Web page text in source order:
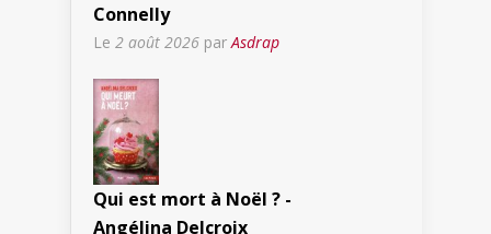
Connelly
Le 2 août 2026 parAsdrap
Qui est mort à Noël ? -
Angélina Delcroix